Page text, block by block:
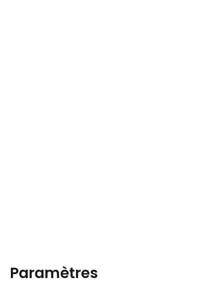
Paramètres